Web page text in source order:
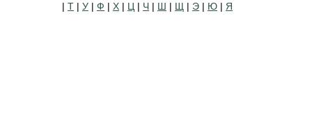
| Т | У | Ф | Х | Ц | Ч | Ш | Щ | Э | Ю | Я